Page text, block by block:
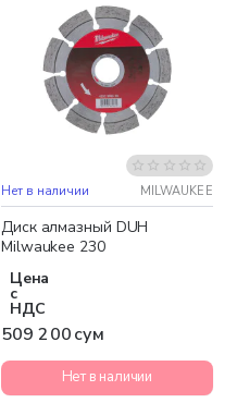
Нет в наличии MILWAUKEE
Диск алмазный DUH
Milwaukee 230
Цена
с
НДС
509 200 сум
Нет в наличии